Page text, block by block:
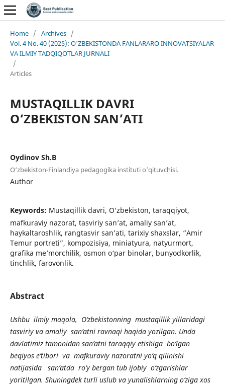
Home / Archives /
Vol. 4 No. 40 (2025): O'ZBEKISTONDA FANLARARO INNOVATSIYALAR
VA ILMIY TADQIQOTLAR JURNALI
/
Articles
MUSTAQILLIK DAVRI
O‘ZBEKISTON SAN’ATI
Oydinov Sh.B
O‘zbekiston-Finlandiya pedagogika instituti o’qituvchisi.
Author
Keywords: Mustaqillik davri, O‘zbekiston, taraqqiyot,
mafkuraviy nazorat, tasviriy san’at, amaliy san’at,
haykaltaroshlik, rangtasvir san’ati, tarixiy shaxslar, “Amir
Temur portreti”, kompozisiya, miniatyura, natyurmort,
grafika me’morchilik, osmon o‘par binolar, bunyodkorlik,
tinchlik, farovonlik.
Abstract
Ushbu ilmiy maqola, O‘zbekistonning mustaqillik yillaridagi
tasviriy va amaliy san’atni ravnaqi haqida yozilgan. Unda
davlatimiz tamonidan san’atni taraqqiy etishiga bo‘lgan
beqiyos e’tibori va mafkuraviy nazoratni yo‘q qilinishi
natijasida
sаn’аtdа rо‘y bergаn tub ijobiy о‘zgаrishlаr
yoritilgan. Shuningdek turli uslub va yunalishlarning o‘ziga xos